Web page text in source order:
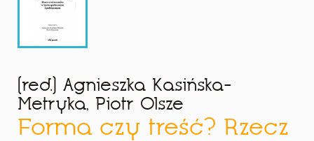
(red.) Agnieszka Kasińska-
Metryka, Piotr Olsze
Forma czy treść? Rzecz